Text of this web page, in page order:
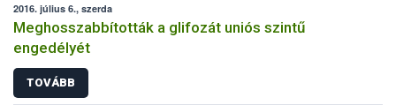
2016. július 6., szerda
Meghosszabbították a glifozát uniós szintű
engedélyét
TOVÁBB